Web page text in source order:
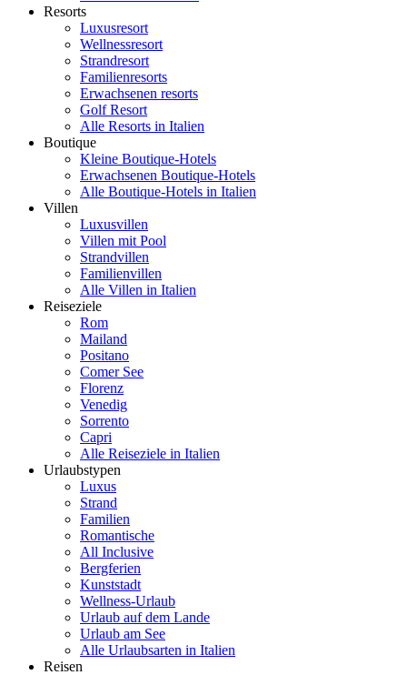
Resorts
Luxusresort
Wellnessresort
Strandresort
Familienresorts
Erwachsenen resorts
Golf Resort
Alle Resorts in Italien
Boutique
Kleine Boutique-Hotels
Erwachsenen Boutique-Hotels
Alle Boutique-Hotels in Italien
Villen
Luxusvillen
Villen mit Pool
Strandvillen
Familienvillen
Alle Villen in Italien
Reiseziele
Rom
Mailand
Positano
Comer See
Florenz
Venedig
Sorrento
Capri
Alle Reiseziele in Italien
Urlaubstypen
Luxus
Strand
Familien
Romantische
All Inclusive
Bergferien
Kunststadt
Wellness-Urlaub
Urlaub auf dem Lande
Urlaub am See
Alle Urlaubsarten in Italien
Reisen